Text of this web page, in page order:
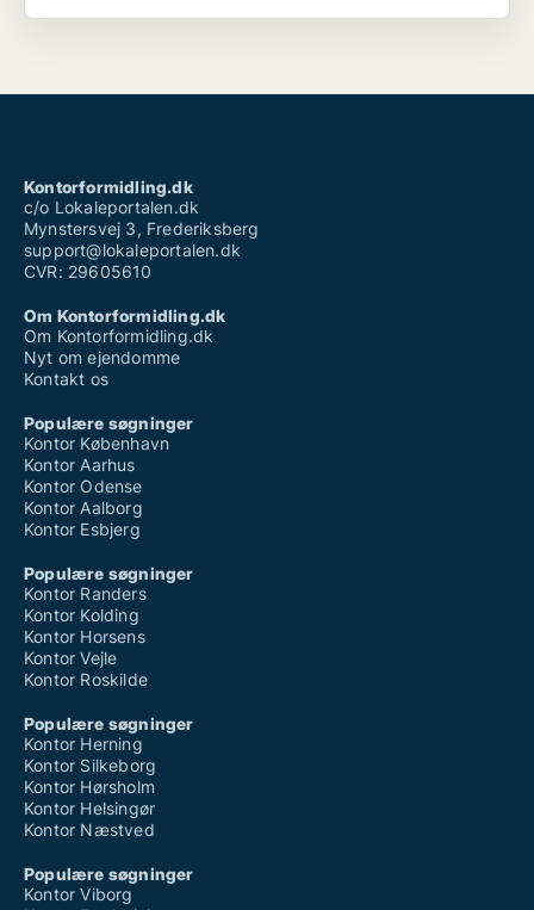
Kontorformidling.dk
c/o Lokaleportalen.dk
Mynstersvej 3, Frederiksberg
support@lokaleportalen.dk
CVR: 29605610
Om Kontorformidling.dk
Om Kontorformidling.dk
Nyt om ejendomme
Kontakt os
Populære søgninger
Kontor København
Kontor Aarhus
Kontor Odense
Kontor Aalborg
Kontor Esbjerg
Populære søgninger
Kontor Randers
Kontor Kolding
Kontor Horsens
Kontor Vejle
Kontor Roskilde
Populære søgninger
Kontor Herning
Kontor Silkeborg
Kontor Hørsholm
Kontor Helsingør
Kontor Næstved
Populære søgninger
Kontor Viborg